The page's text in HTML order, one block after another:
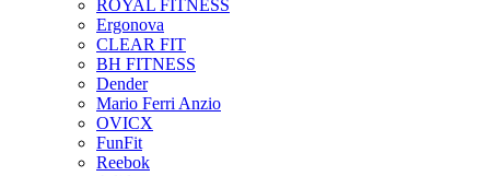
ROYAL FITNESS
Ergonova
CLEAR FIT
BH FITNESS
Dender
Mario Ferri Anzio
OVICX
FunFit
Reebok